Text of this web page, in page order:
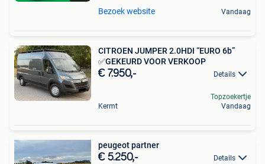
Bezoek website Vandaag
CITROEN JUMPER 2.0HDI “EURO 6b”
✅GEKEURD VOOR VERKOOP
€ 7.950,- Details
Kermt
Topzoekertje
Vandaag
peugeot partner
€ 5.250,- Details